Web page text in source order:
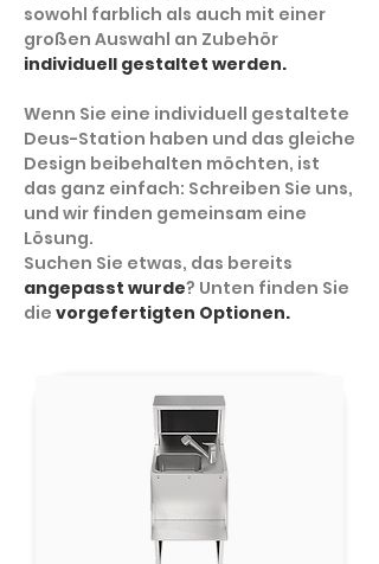
sowohl farblich als auch mit einer
großen Auswahl an Zubehör
individuell gestaltet werden.
Wenn Sie eine individuell gestaltete
Deus-Station haben und das gleiche
Design beibehalten möchten, ist
das ganz einfach: Schreiben Sie uns,
und wir finden gemeinsam eine
Lösung.
Suchen Sie etwas, das bereits
angepasst wurde? Unten finden Sie
die vorgefertigten Optionen.